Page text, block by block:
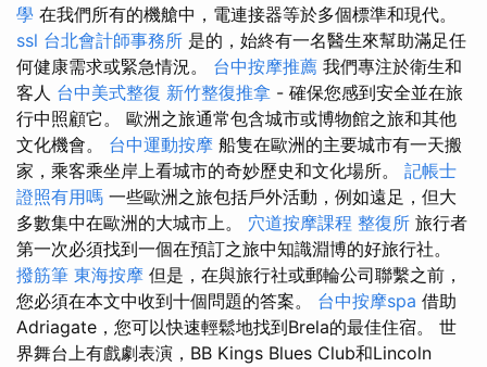
學 在我們所有的機艙中，電連接器等於多個標準和現代。
ssl 台北會計師事務所 是的，始終有一名醫生來幫助滿足任
何健康需求或緊急情況。 台中按摩推薦 我們專注於衛生和
客人 台中美式整復 新竹整復推拿 - 確保您感到安全並在旅
行中照顧它。 歐洲之旅通常包含城市或博物館之旅和其他
文化機會。 台中運動按摩 船隻在歐洲的主要城市有一天搬
家，乘客乘坐岸上看城市的奇妙歷史和文化場所。 記帳士
證照有用嗎 一些歐洲之旅包括戶外活動，例如遠足，但大
多數集中在歐洲的大城市上。 穴道按摩課程 整復所 旅行者
第一次必須找到一個在預訂之旅中知識淵博的好旅行社。
撥筋筆 東海按摩 但是，在與旅行社或郵輪公司聯繫之前，
您必須在本文中收到十個問題的答案。 台中按摩spa 借助
Adriagate，您可以快速輕鬆地找到Brela的最佳住宿。 世
界舞台上有戲劇表演，BB Kings Blues Club和Lincoln